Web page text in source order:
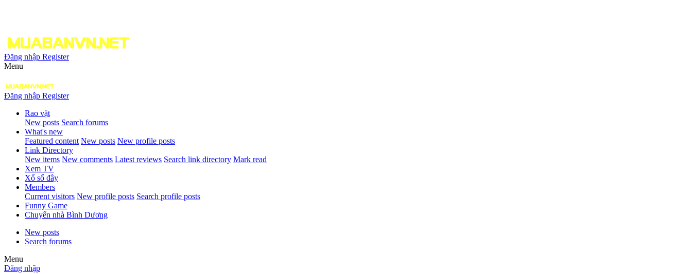
Đăng nhập Register
Menu
Đăng nhập Register
Rao vặt
New posts Search forums
What's new
Featured content New posts New profile posts
Link Directory
New items New comments Latest reviews Search link directory Mark read
Xem TV
Xổ số đây
Members
Current visitors New profile posts Search profile posts
Funny Game
Chuyển nhà Bình Dương
New posts
Search forums
Menu
Đăng nhập